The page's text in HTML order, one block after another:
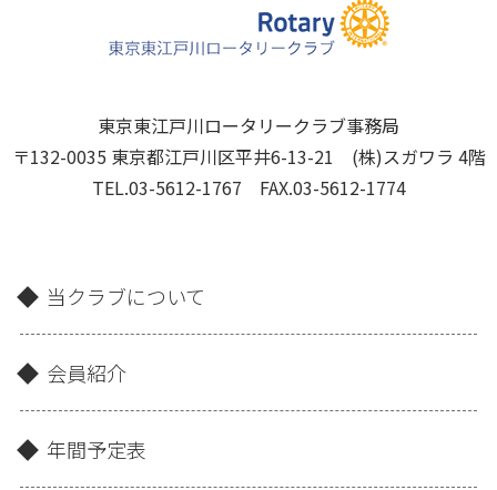
東京東江戸川ロータリークラブ事務局
〒132-0035 東京都江戸川区平井6-13-21 (株)スガワラ 4階
TEL.03-5612-1767 FAX.03-5612-1774
当クラブについて
会員紹介
年間予定表